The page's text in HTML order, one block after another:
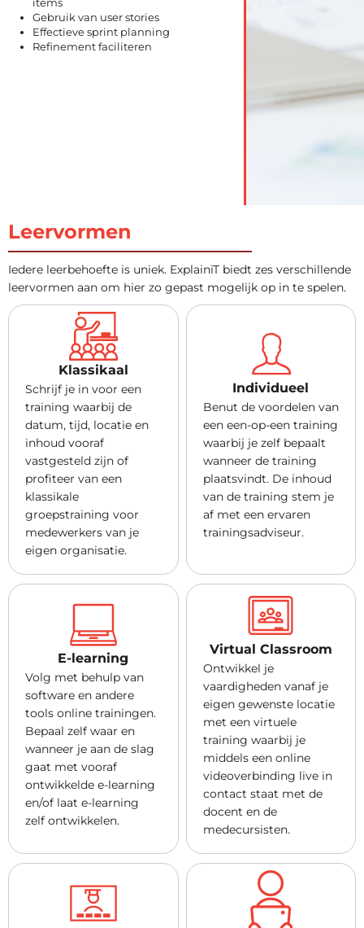
Gebruik van user stories
Effectieve sprint planning
Refinement faciliteren
Leervormen
Iedere leerbehoefte is uniek. ExplainiT biedt zes verschillende
leervormen aan om hier zo gepast mogelijk op in te spelen.
Klassikaal
Schrijf je in voor een
training waarbij de
datum, tijd, locatie en
inhoud vooraf
vastgesteld zijn of
profiteer van een
klassikale
groepstraining voor
medewerkers van je
eigen organisatie.
Individueel
Benut de voordelen van
een een-op-een training
waarbij je zelf bepaalt
wanneer de training
plaatsvindt. De inhoud
van de training stem je
af met een ervaren
trainingsadviseur.
E-learning
Volg met behulp van
software en andere
tools online trainingen.
Bepaal zelf waar en
wanneer je aan de slag
gaat met vooraf
ontwikkelde e-learning
en/of laat e-learning
zelf ontwikkelen.
Virtual Classroom
Ontwikkel je
vaardigheden vanaf je
eigen gewenste locatie
met een virtuele
training waarbij je
middels een online
videoverbinding live in
contact staat met de
docent en de
medecursisten.